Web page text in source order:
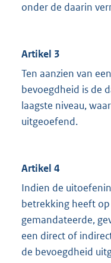
onder de daarin
Artikel 3
Ten aanzien van
bevoegdheid is de
laagste niveau,
uitgeoefend.
Artikel 4
Indien de
betrekking heeft
gemandateerde,
een direct of
de bevoegdheid